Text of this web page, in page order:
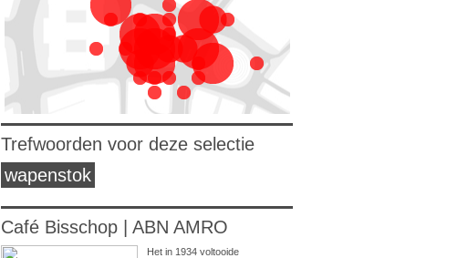
Trefwoorden voor deze selectie
wapenstok
Café Bisschop | ABN AMRO
Het in 1934 voltooide